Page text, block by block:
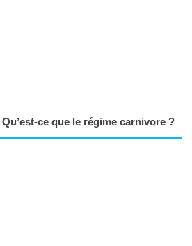
Qu’est-ce que le régime carnivore ?